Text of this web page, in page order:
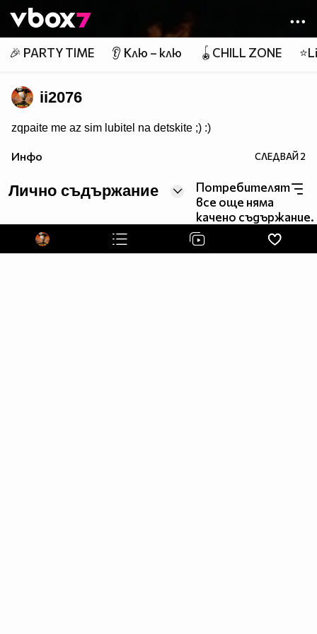
👾
🎉 PARTY TIME 👂 Клю – клю 🪀CHILL ZONE
ii2076
zqpaite me az sim lubitel na detskite ;) :)
Инфо СЛЕДВАЙ2
Лично съдържание
Потребителят
все още няма
качено съдържание.